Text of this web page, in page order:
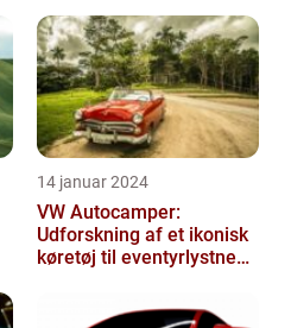
14 januar 2024
VW Autocamper:
Udforskning af et ikonisk
køretøj til eventyrlystne